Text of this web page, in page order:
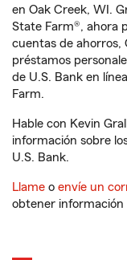
en Oak Creek, WI.
State Farm®, ahora
cuentas de ahorros,
préstamos
de U.S. Bank en
Farm.
Hable con Kevin
información sobre
U.S. Bank.
Llame o envíe un
obtener información